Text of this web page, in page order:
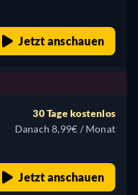
Jetzt anschauen
30 Tage kostenlos
Danach 8,99€ / Monat
Jetzt anschauen